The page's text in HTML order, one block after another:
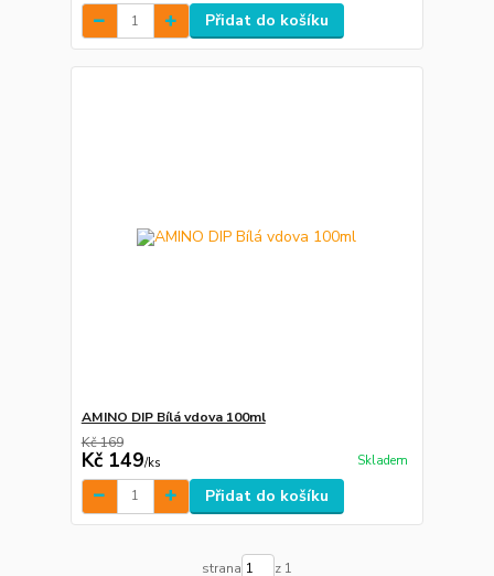
Přidat do košíku
AMINO DIP Bílá vdova 100ml
Kč 169
Kč 149/ks Skladem
Přidat do košíku
strana z 1